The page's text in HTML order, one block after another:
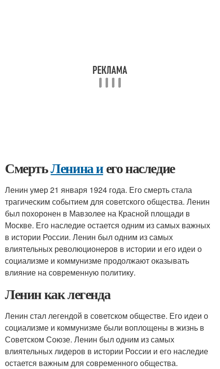
СмертьЛенина иего наследие
Ленин умер 21 января 1924 года. Его смерть стала
трагическим событием для советского общества. Ленин
был похоронен в Мавзолее на Красной площади в
Москве. Его наследие остается одним из самых важных
в истории России. Ленин был одним из самых
влиятельных революционеров в истории и его идеи о
социализме и коммунизме продолжают оказывать
влияние на современную политику.
Ленин как легенда
Ленин стал легендой в советском обществе. Его идеи о
социализме и коммунизме были воплощены в жизнь в
Советском Союзе. Ленин был одним из самых
влиятельных лидеров в истории России и его наследие
остается важным для современного общества.